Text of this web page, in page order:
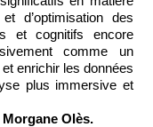
d’optimisation des
et cognitifs encore
comme un
enrichir les données
plus immersive et
Olès.